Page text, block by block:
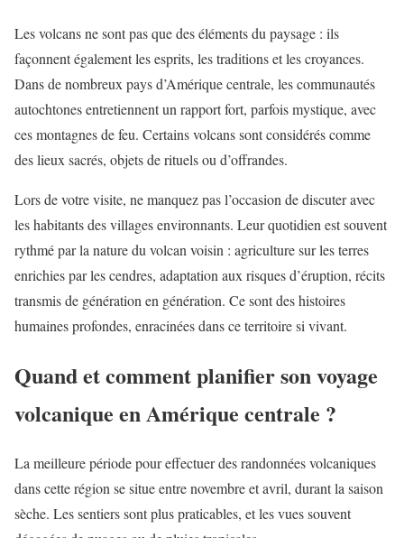
Les volcans ne sont pas que des éléments du paysage : ils
façonnent également les esprits, les traditions et les croyances.
Dans de nombreux pays d’Amérique centrale, les communautés
autochtones entretiennent un rapport fort, parfois mystique, avec
ces montagnes de feu. Certains volcans sont considérés comme
des lieux sacrés, objets de rituels ou d’offrandes.
Lors de votre visite, ne manquez pas l’occasion de discuter avec
les habitants des villages environnants. Leur quotidien est souvent
rythmé par la nature du volcan voisin : agriculture sur les terres
enrichies par les cendres, adaptation aux risques d’éruption, récits
transmis de génération en génération. Ce sont des histoires
humaines profondes, enracinées dans ce territoire si vivant.
Quand et comment planifier son voyage
volcanique en Amérique centrale ?
La meilleure période pour effectuer des randonnées volcaniques
dans cette région se situe entre novembre et avril, durant la saison
sèche. Les sentiers sont plus praticables, et les vues souvent